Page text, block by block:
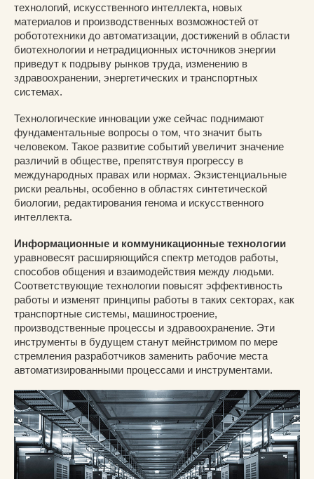
технологий, искусственного интеллекта, новых
материалов и производственных возможностей от
робототехники до автоматизации, достижений в области
биотехнологии и нетрадиционных источников энергии
приведут к подрыву рынков труда, изменению в
здравоохранении, энергетических и транспортных
системах.
Технологические инновации уже сейчас поднимают
фундаментальные вопросы о том, что значит быть
человеком. Такое развитие событий увеличит значение
различий в обществе, препятствуя прогрессу в
международных правах или нормах. Экзистенциальные
риски реальны, особенно в областях синтетической
биологии, редактирования генома и искусственного
интеллекта.
Информационные и коммуникационные технологии
уравновесят расширяющийся спектр методов работы,
способов общения и взаимодействия между людьми.
Соответствующие технологии повысят эффективность
работы и изменят принципы работы в таких секторах, как
транспортные системы, машиностроение,
производственные процессы и здравоохранение. Эти
инструменты в будущем станут мейнстримом по мере
стремления разработчиков заменить рабочие места
автоматизированными процессами и инструментами.